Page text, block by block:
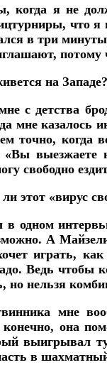
когда я не
что
в три
потому
на
с детства
мне казалось
точно, когда
выезжаете
свободно
этот «вирус
в одном
А
играть,
Ведь чтобы
но нельзя
мне
она
выигрывал
в